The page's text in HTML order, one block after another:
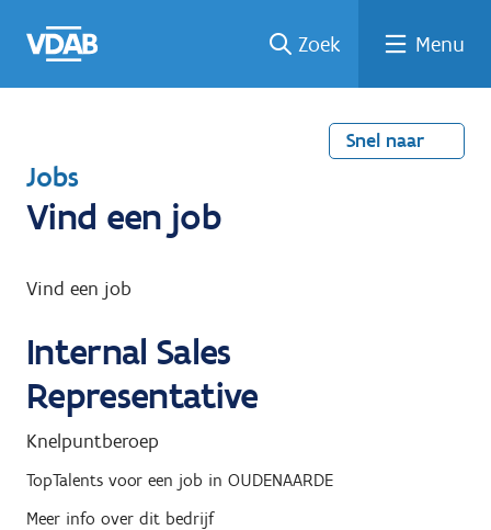
naar
een
een
job
naar
Zoek Menu
Snel naar
T
e
u
n
a
r
Jobs
Vind een job
Vind een job
Internal Sales
Representative
Knelpuntberoep
TopTalents voor een job in OUDENAARDE
Meer info over dit bedrijf